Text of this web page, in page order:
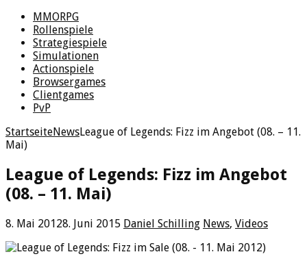
MMORPG
Rollenspiele
Strategiespiele
Simulationen
Actionspiele
Browsergames
Clientgames
PvP
StartseiteNewsLeague of Legends: Fizz im Angebot (08. – 11.
Mai)
League of Legends: Fizz im Angebot
(08. – 11. Mai)
8. Mai 20128. Juni 2015 Daniel Schilling News, Videos